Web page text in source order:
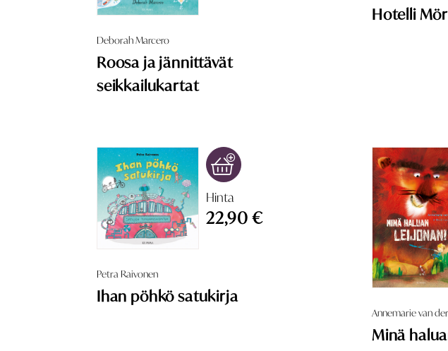
Deborah Marcero
Roosa ja jännittävät
seikkailukartat
Hotelli
Hinta
22,90 €
Petra Raivonen
Ihan pöhkö satukirja
Annemarie van
Minä